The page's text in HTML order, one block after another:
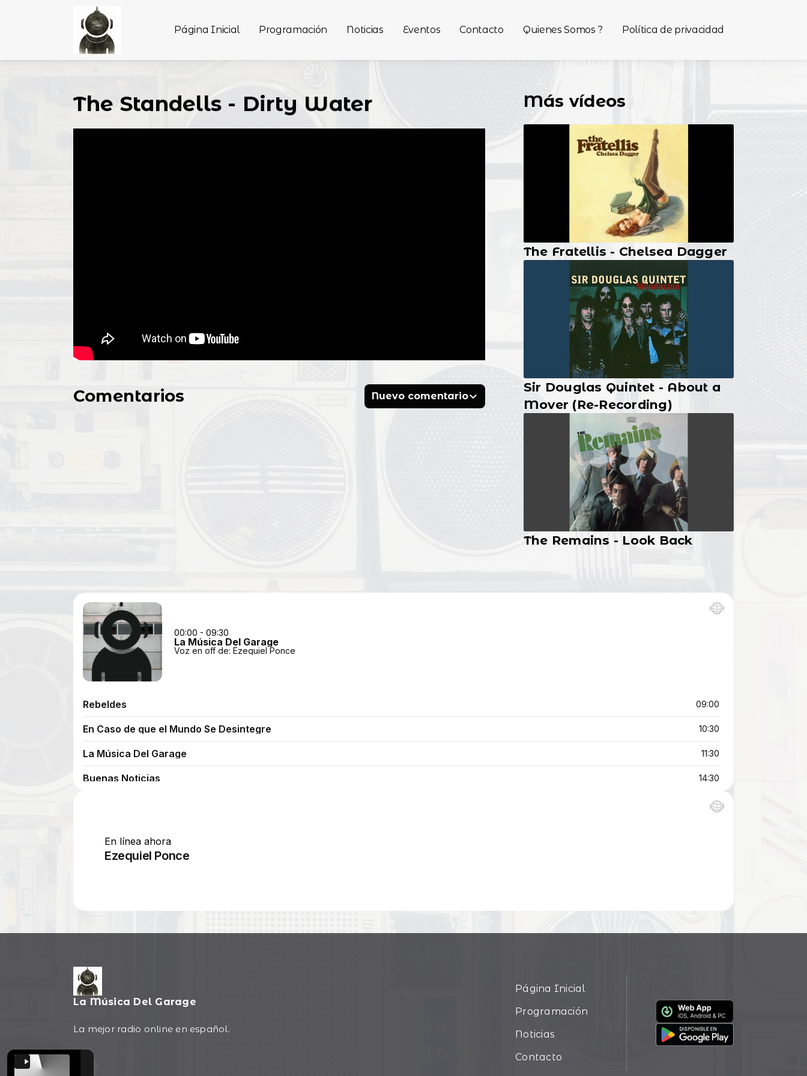
Página Inicial Programación Noticias Eventos Contacto Quienes Somos ? Política de privacidad
The Standells - Dirty Water Más vídeos
The Fratellis - Chelsea Dagger
Sir Douglas Quintet - About a
Mover (Re-Recording)
The Remains - Look Back
Comentarios Nuevo comentario
La Música Del Garage
La mejor radio online en español.
Página Inicial
Programación
Noticias
Contacto